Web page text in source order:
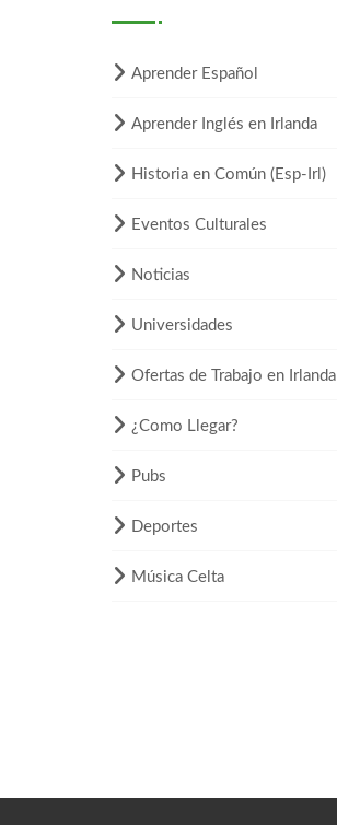
Aprender Español
Aprender Inglés en Irlanda
Historia en Común (Esp-Irl)
Eventos Culturales
Noticias
Universidades
Ofertas de Trabajo en Irlanda
¿Como Llegar?
Pubs
Deportes
Música Celta